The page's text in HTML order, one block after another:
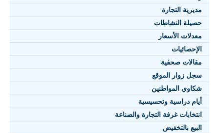
2021
التجارة
النشاطات
الأسعار
صحفية
زوار الموقع
المواطنين
دراسية وتحسيسية
غرفة التجارة والصناعة
بالتخفيض